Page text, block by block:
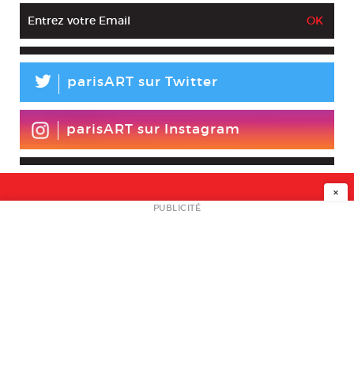
L parisART sur Twitter
parisART sur Instagram
NEWSLETTER
×
PUBLICITÉ